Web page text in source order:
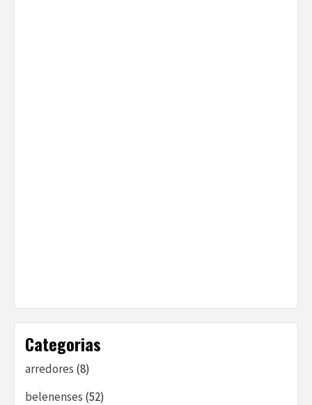
Categorias
arredores (8)
belenenses (52)